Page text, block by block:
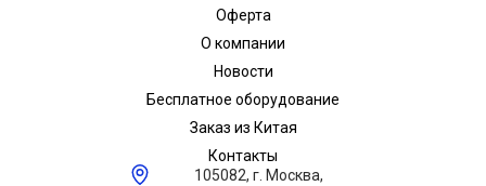
Оферта
О компании
Новости
Бесплатное оборудование
Заказ из Китая
Контакты
105082, г. Москва,